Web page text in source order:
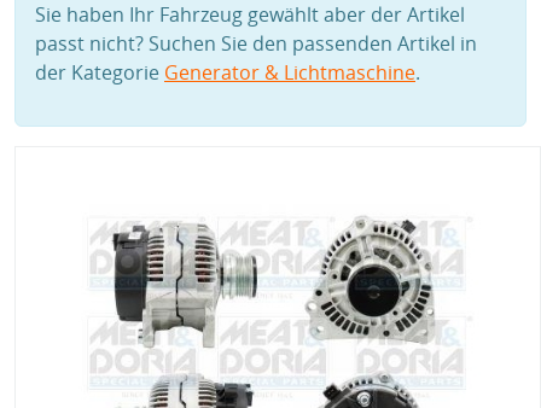
Sie haben Ihr Fahrzeug gewählt aber der Artikel
passt nicht? Suchen Sie den passenden Artikel in
der Kategorie Generator & Lichtmaschine.